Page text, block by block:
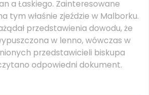
a Łaskiego. Zainteresowane
tym właśnie zjeździe w Malborku.
przedstawienia dowodu, że
w lenno, wówczas w
przedstawicieli biskupa
odpowiedni dokument.